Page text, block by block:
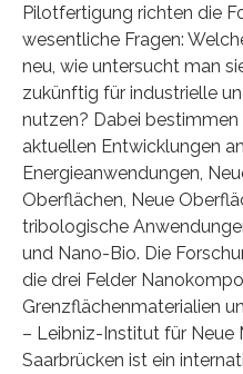
Pilotfertigung richten die
wesentliche Fragen:
neu, wie untersucht man
zukünftig für industrielle
nutzen? Dabei
aktuellen Entwicklungen
Energieanwendungen,
Oberflächen, Neue
tribologische
und Nano-Bio. Die
die drei Felder
Grenzflächenmaterialien
– Leibniz-Institut für Neue
Saarbrücken ist ein